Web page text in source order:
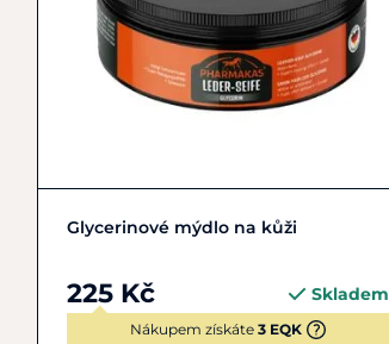
Zobrazit detail
Glycerinové mýdlo na kůži
225 Kč Skladem
Nákupem získáte 3 EQK